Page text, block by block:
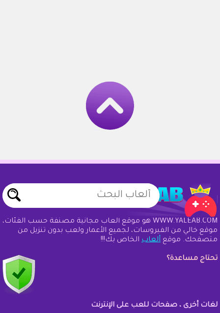
WWW.YALEAB.COM هو موقع ألعاب مجانية مصنفة حسب الفئات،
موقع خالي من الفيروسات، لجميع الأعمار ولعب بدون تنزيل من
متصفحك. موقع ألعاب الخاص بك!!!
تحتاج مساعدة؟
لغات أخرى ، صفحات للعب على الإنترنت